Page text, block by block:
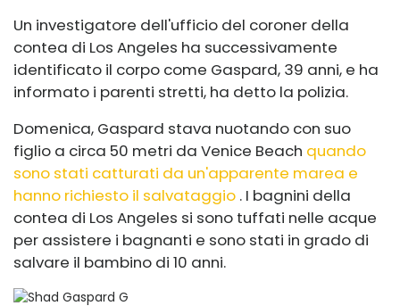
Un investigatore dell'ufficio del coroner della
contea di Los Angeles ha successivamente
identificato il corpo come Gaspard, 39 anni, e ha
informato i parenti stretti, ha detto la polizia.
Domenica, Gaspard stava nuotando con suo
figlio a circa 50 metri da Venice Beach quando
sono stati catturati da un'apparente marea e
hanno richiesto il salvataggio . I bagnini della
contea di Los Angeles si sono tuffati nelle acque
per assistere i bagnanti e sono stati in grado di
salvare il bambino di 10 anni.